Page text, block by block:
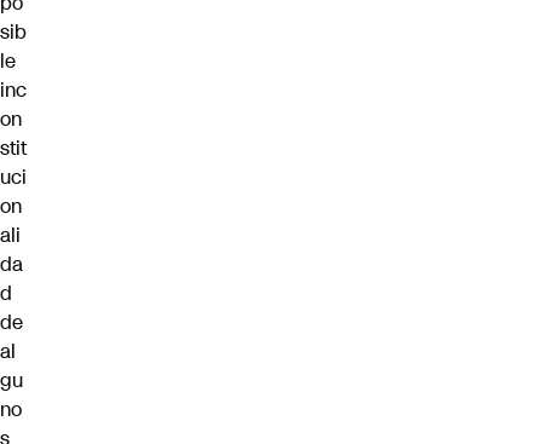
sib
le
inc
on
stit
uci
on
ali
da
d
de
al
gu
no